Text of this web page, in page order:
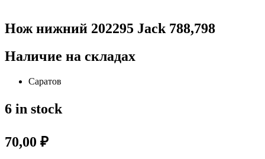
Нож нижний 202295 Jack 788,798
Наличие на складах
Саратов
6 in stock
70,00 ₽